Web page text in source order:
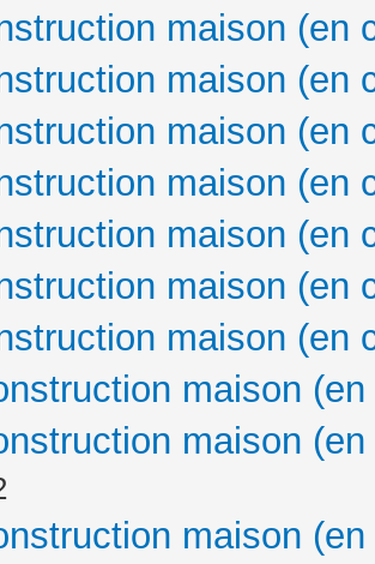
maison (en
maison (en
maison (en
maison (en
maison (en
maison (en
maison (en
maison
maison
maison